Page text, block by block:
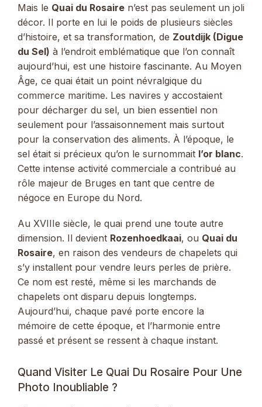
Mais le Quai du Rosaire n’est pas seulement un joli
décor. Il porte en lui le poids de plusieurs siècles
d’histoire, et sa transformation, de Zoutdijk (Digue
du Sel) à l’endroit emblématique que l’on connaît
aujourd’hui, est une histoire fascinante. Au Moyen
Âge, ce quai était un point névralgique du
commerce maritime. Les navires y accostaient
pour décharger du sel, un bien essentiel non
seulement pour l’assaisonnement mais surtout
pour la conservation des aliments. À l’époque, le
sel était si précieux qu’on le surnommait l’or blanc.
Cette intense activité commerciale a contribué au
rôle majeur de Bruges en tant que centre de
négoce en Europe du Nord.
Au XVIIIe siècle, le quai prend une toute autre
dimension. Il devient Rozenhoedkaai, ou Quai du
Rosaire, en raison des vendeurs de chapelets qui
s’y installent pour vendre leurs perles de prière.
Ce nom est resté, même si les marchands de
chapelets ont disparu depuis longtemps.
Aujourd’hui, chaque pavé porte encore la
mémoire de cette époque, et l’harmonie entre
passé et présent se ressent à chaque instant.
Quand Visiter Le Quai Du Rosaire Pour Une
Photo Inoubliable ?